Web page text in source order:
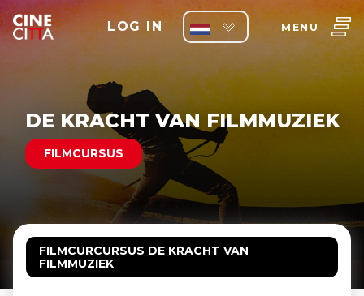
LOG IN MENU
DE KRACHT VAN FILMMUZIEK
FILMCURSUS
FILMCURCURSUS DE KRACHT VAN
FILMMUZIEK